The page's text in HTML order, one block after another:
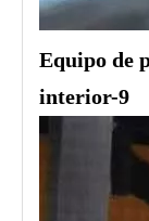
Equipo de
interior-9